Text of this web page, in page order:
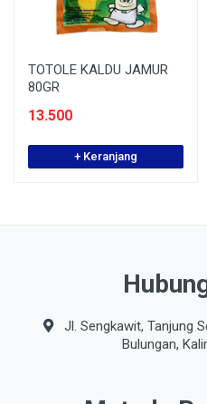
TOTOLE KALDU JAMUR
80GR
13.500
+ Keranjang
Jl. Sengkawit, Tanjung
Bulungan,